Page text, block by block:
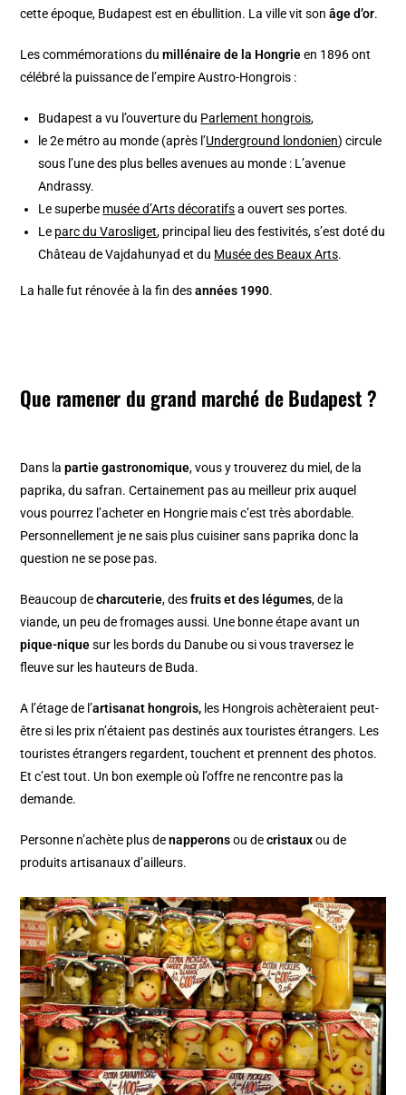
cette époque, Budapest est en ébullition. La ville vit sonâge d’or.
Les commémorations dumillénaire de la Hongrieen 1896 ont
célébré la puissance de l’empire Austro-Hongrois :
Budapest a vu l’ouverture du Parlement hongrois,
le 2e métro au monde (après l’Underground londonien) circule
sous l’une des plus belles avenues au monde : L’avenue
Andrassy.
Le superbe musée d’Arts décoratifsa ouvert ses portes.
Le parc du Varosliget, principal lieu des festivités, s’est doté du
Château de Vajdahunyad et du Musée des Beaux Arts.
La halle fut rénovée à la fin desannées 1990.
Que ramener du grand marché de Budapest ?
Dans lapartie gastronomique, vous y trouverez du miel, de la
paprika, du safran. Certainement pas au meilleur prix auquel
vous pourrez l’acheter en Hongrie mais c’est très abordable.
Personnellement je ne sais plus cuisiner sans paprika donc la
question ne se pose pas.
Beaucoup decharcuterie, desfruits et des légumes, de la
viande, un peu de fromages aussi. Une bonne étape avant un
pique-niquesur les bords du Danube ou si vous traversez le
fleuve sur les hauteurs de Buda.
A l’étage de l’artisanat hongrois, les Hongrois achèteraient peut-
être si les prix n’étaient pas destinés aux touristes étrangers. Les
touristes étrangers regardent, touchent et prennent des photos.
Et c’est tout. Un bon exemple où l’offre ne rencontre pas la
demande.
Personne n’achète plus denapperonsou decristauxou de
produits artisanaux d’ailleurs.